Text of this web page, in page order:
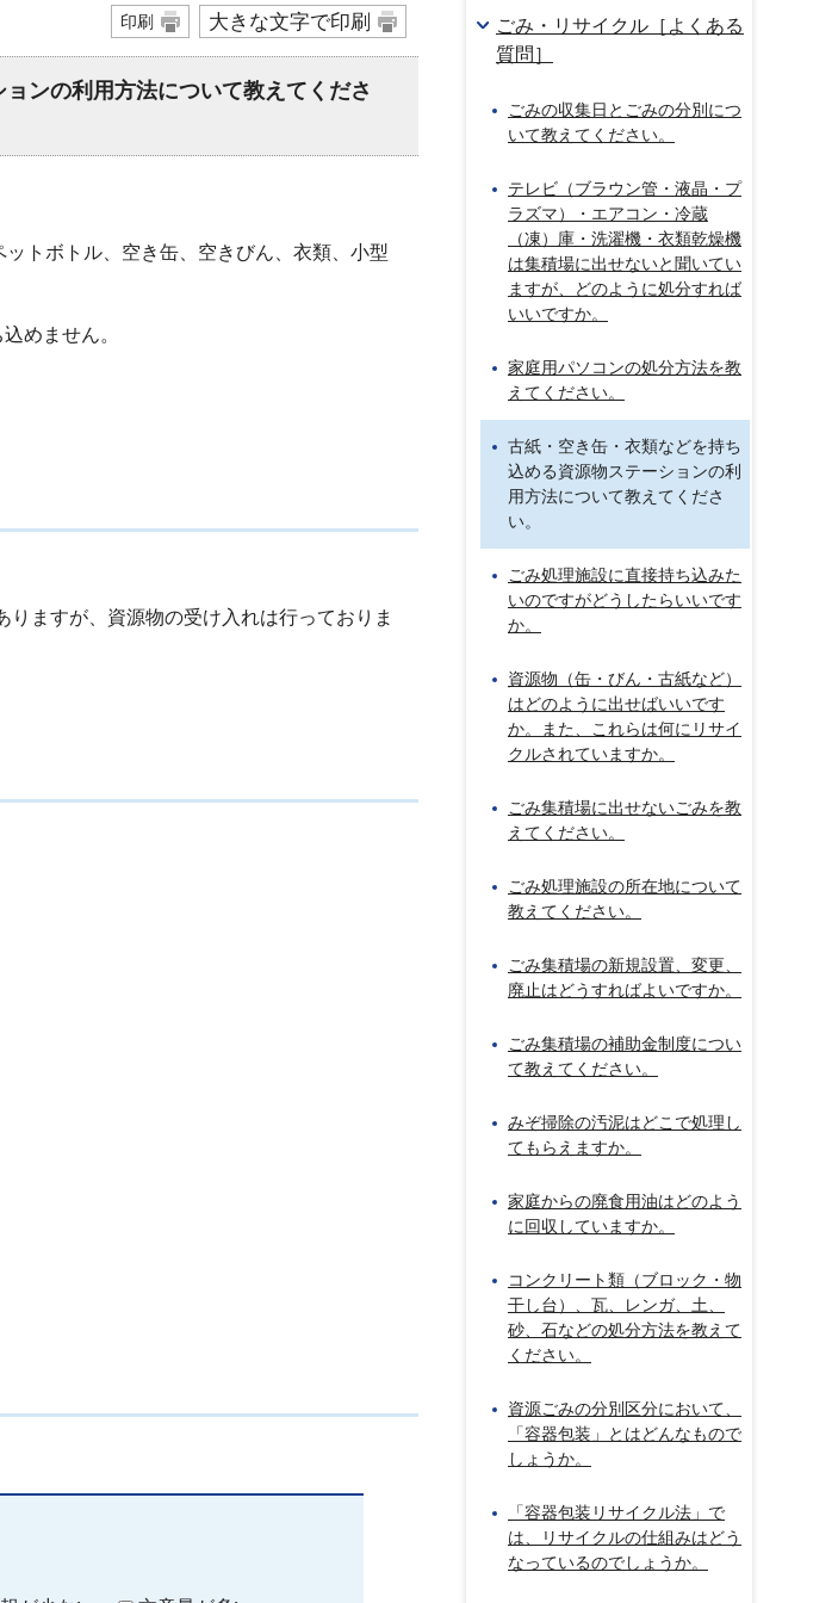
印刷 大きな文字で印刷
ンの利用方法について教えてくださ
トボトル、空き缶、空きびん、衣類、小型
めません。
ますが、資源物の受け入れは行っておりま
ごみ・リサイクル［よくある
質問］
ごみの収集日とごみの分別につ
いて教えてください。
テレビ（ブラウン管・液晶・プ
ラズマ）・エアコン・冷蔵
（凍）庫・洗濯機・衣類乾燥機
は集積場に出せないと聞いてい
ますが、どのように処分すれば
いいですか。
家庭用パソコンの処分方法を教
えてください。
古紙・空き缶・衣類などを持ち
込める資源物ステーションの利
用方法について教えてくださ
い。
ごみ処理施設に直接持ち込みた
いのですがどうしたらいいです
か。
資源物（缶・びん・古紙など）
はどのように出せばいいです
か。また、これらは何にリサイ
クルされていますか。
ごみ集積場に出せないごみを教
えてください。
ごみ処理施設の所在地について
教えてください。
ごみ集積場の新規設置、変更、
廃止はどうすればよいですか。
ごみ集積場の補助金制度につい
て教えてください。
みぞ掃除の汚泥はどこで処理し
てもらえますか。
家庭からの廃食用油はどのよう
に回収していますか。
コンクリート類（ブロック・物
干し台）、瓦、レンガ、土、
砂、石などの処分方法を教えて
ください。
資源ごみの分別区分において、
「容器包装」とはどんなもので
しょうか。
「容器包装リサイクル法」で
は、リサイクルの仕組みはどう
なっているのでしょうか。